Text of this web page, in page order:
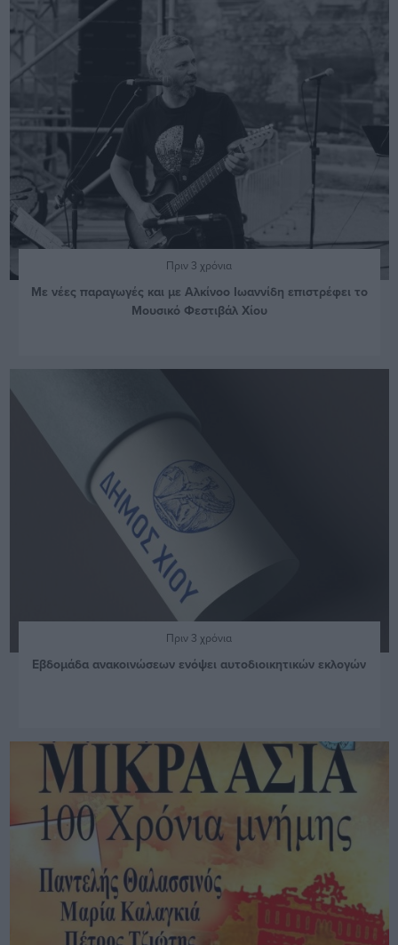
Πριν 3 χρόνια
Με νέες παραγωγές και με Αλκίνοο Ιωαννίδη επιστρέφει το
Μουσικό Φεστιβάλ Χίου
Πριν 3 χρόνια
Εβδομάδα ανακοινώσεων ενόψει αυτοδιοικητικών εκλογών